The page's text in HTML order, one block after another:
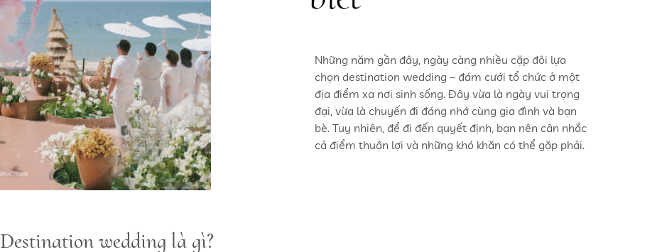
Những năm gần đây, ngày càng nhiều cặp đôi lựa
chọn destination wedding – đám cưới tổ chức ở một
địa điểm xa nơi sinh sống. Đây vừa là ngày vui trọng
đại, vừa là chuyến đi đáng nhớ cùng gia đình và bạn
bè. Tuy nhiên, để đi đến quyết định, bạn nên cân nhắc
cả điểm thuận lợi và những khó khăn có thể gặp phải.
Destination wedding là gì?